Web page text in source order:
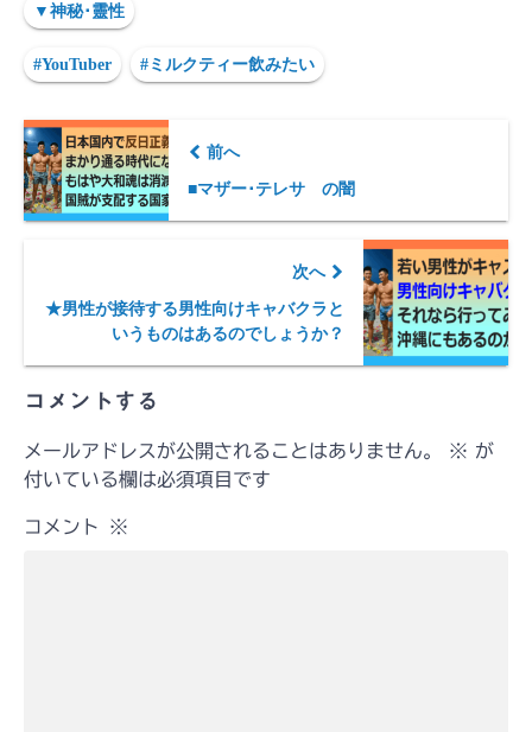
▼神秘･靈性
#YouTuber #ミルクティー飲みたい
前へ
■マザー･テレサ の闇
次へ
★男性が接待する男性向けキャバクラと
いうものはあるのでしょうか？
コメントする
メールアドレスが公開されることはありません。 ※ が
付いている欄は必須項目です
コメント ※